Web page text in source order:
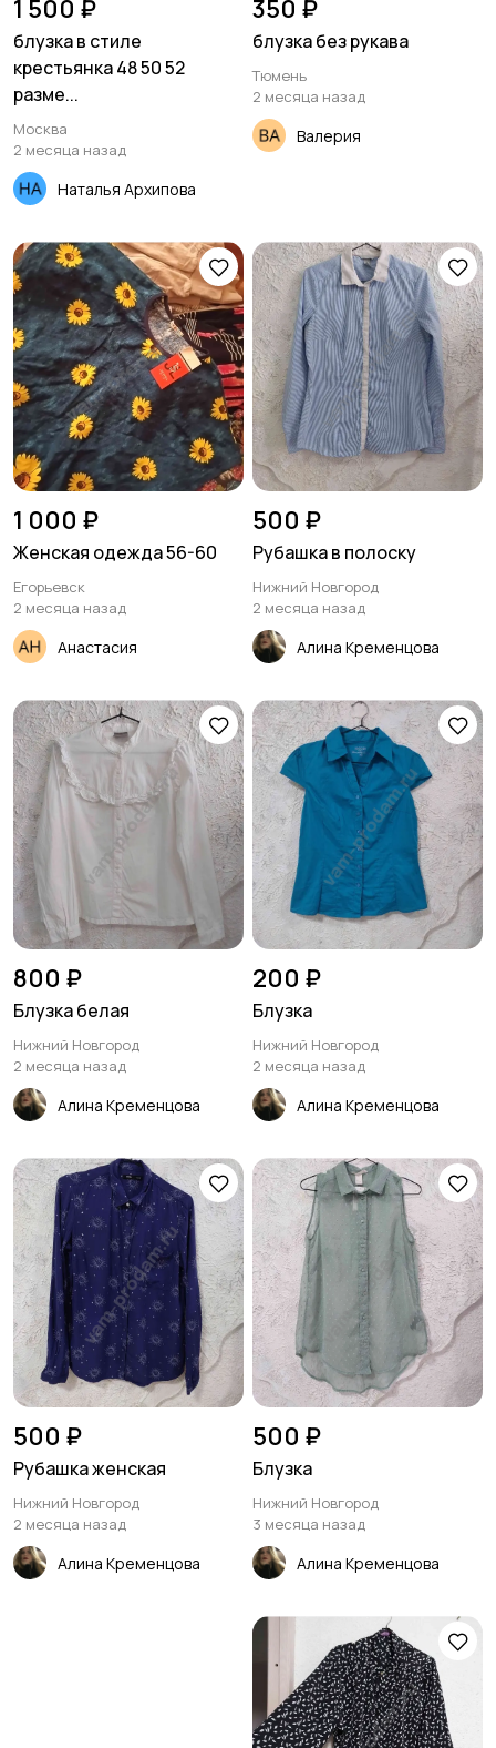
1 500 ₽
блузка в стиле
крестьянка 48 50 52
разме...
Москва
2 месяца назад
Наталья Архипова
350 ₽
блузка без рукава
Тюмень
2 месяца назад
Валерия
1 000 ₽
Женская одежда 56-60
Егорьевск
2 месяца назад
Анастасия
500 ₽
Рубашка в полоску
Нижний Новгород
2 месяца назад
Алина Кременцова
800 ₽
Блузка белая
Нижний Новгород
2 месяца назад
Алина Кременцова
200 ₽
Блузка
Нижний Новгород
2 месяца назад
Алина Кременцова
500 ₽
Рубашка женская
Нижний Новгород
2 месяца назад
Алина Кременцова
500 ₽
Блузка
Нижний Новгород
3 месяца назад
Алина Кременцова